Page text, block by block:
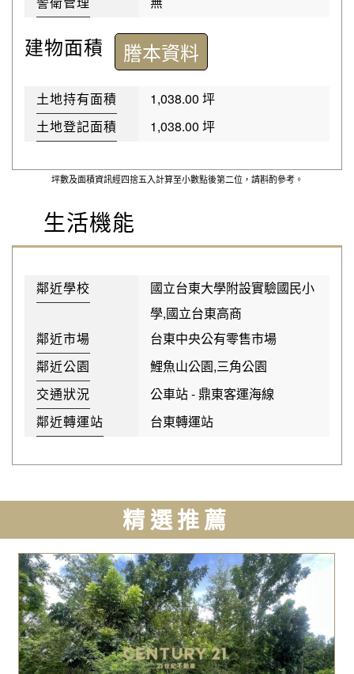
建物面積 謄本資料
土地持有面積
1,038.00 坪
土地登記面積
1,038.00 坪
坪數及面積資訊經四捨五入計算至小數點後第二位，請斟酌參考。
生活機能
鄰近學校
國立台東大學附設實驗國民小
學,國立台東高商
鄰近市場
台東中央公有零售市場
鄰近公園
鯉魚山公園,三角公園
交通狀況
公車站 - 鼎東客運海線
鄰近轉運站
台東轉運站
精選推薦